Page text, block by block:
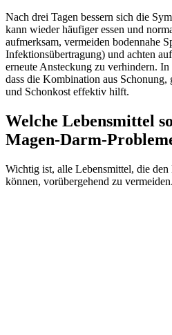
Nach drei Tagen bessern sich die
kann wieder häufiger essen und
aufmerksam, vermeiden bodennahe
Infektionsübertragung) und achten
erneute Ansteckung zu verhindern.
dass die Kombination aus
und Schonkost effektiv hilft.
Welche Lebensmittel
Magen-Darm-
Wichtig ist, alle Lebensmittel, die
können, vorübergehend zu